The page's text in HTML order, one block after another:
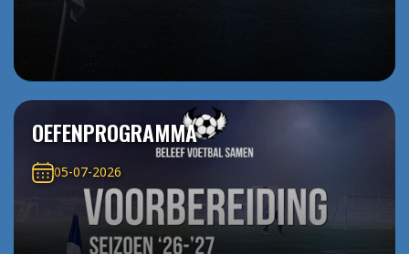
OEFENPROGRAMMA
05-07-2026